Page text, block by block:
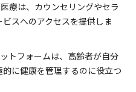
療は、カウンセリングやセラ
スへのアクセスを提供しま
トフォームは、高齢者が自分
に健康を管理するのに役立つ